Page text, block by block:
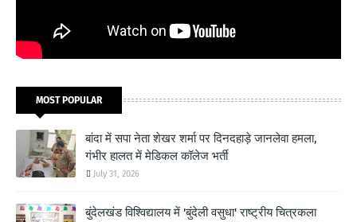
MOST POPULAR
बांदा में सपा नेता शेखर शर्मा पर दिनदहाड़े जानलेवा हमला,
गंभीर हालत में मेडिकल कॉलेज भर्ती
July 31, 2026
बुंदेलखंड विश्विद्यालय में 'बुंदेली वसुधा' राष्ट्रीय चित्रकला